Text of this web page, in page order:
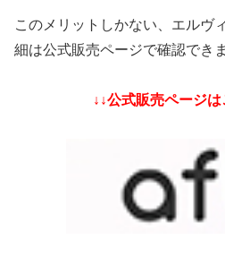
このメリットしかない、エルヴ
細は公式販売ページで確認できま
↓↓公式販売ページ